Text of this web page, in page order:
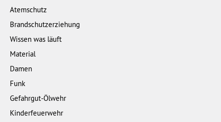
Atemschutz
Brandschutzerziehung
Wissen was läuft
Material
Damen
Funk
Gefahrgut-Ölwehr
Kinderfeuerwehr